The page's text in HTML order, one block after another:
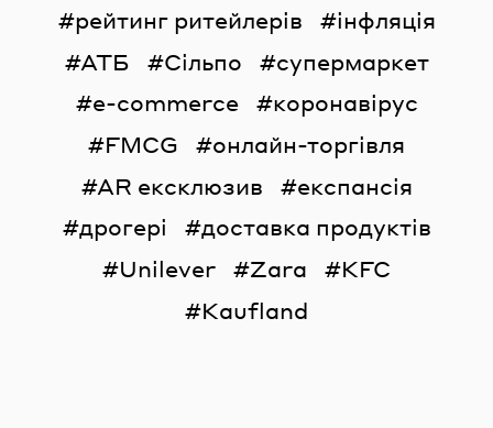
рейтинг ритейлерів
інфляція
АТБ
Сільпо
супермаркет
e-commerce
коронавірус
FMCG
онлайн-торгівля
AR ексклюзив
експансія
дрогері
доставка продуктів
Unilever
Zara
KFC
Kaufland